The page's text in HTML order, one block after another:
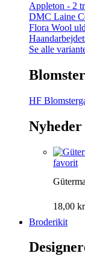
Appleton - 2
DMC Laine
Flora Wool
Se alle
HF
Nyheder
favorit
18,00 kr.
Broderikit